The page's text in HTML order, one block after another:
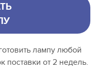
лампу любой
поставки от 2 недель.